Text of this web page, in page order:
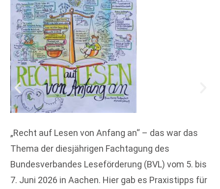
„Recht auf Lesen von Anfang an“ – das war das
Thema der diesjährigen Fachtagung des
Bundesverbandes Leseförderung (BVL) vom 5. bis
7. Juni 2026 in Aachen. Hier gab es Praxistipps für